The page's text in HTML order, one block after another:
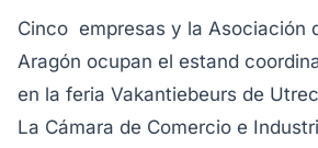
Cinco empresas y la Asociación
Aragón ocupan el estand
en la feria Vakantiebeurs de
La Cámara de Comercio e